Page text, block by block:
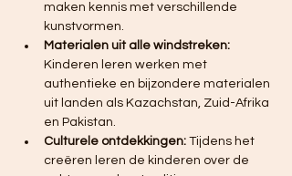
maken kennis met verschillende
kunstvormen.
Materialen uit alle windstreken:
Kinderen leren werken met
authentieke en bijzondere materialen
uit landen als Kazachstan, Zuid-Afrika
en Pakistan.
Culturele ontdekkingen: Tijdens het
creëren leren de kinderen over de